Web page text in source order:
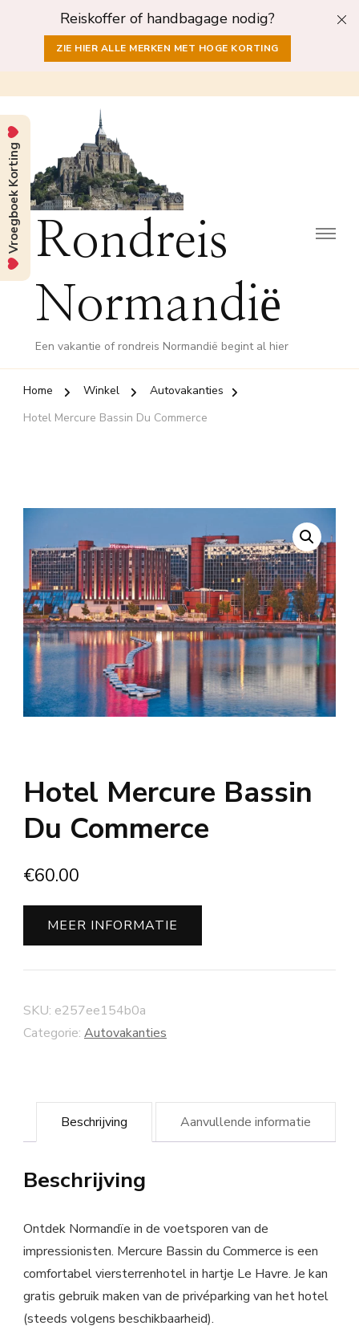
Reiskoffer of handbagage nodig?
ZIE HIER ALLE MERKEN MET HOGE KORTING
Rondreis
Normandië
Een vakantie of rondreis Normandië begint al hier
Home Winkel
Autovakanties
Hotel Mercure Bassin Du Commerce
Hotel Mercure Bassin
Du Commerce
€60.00
MEER INFORMATIE
SKU: e257ee154b0a
Categorie: Autovakanties
Beschrijving Aanvullende informatie
Beschrijving
Ontdek Normandïe in de voetsporen van de
impressionisten. Mercure Bassin du Commerce is een
comfortabel viersterrenhotel in hartje Le Havre. Je kan
gratis gebruik maken van de privéparking van het hotel
(steeds volgens beschikbaarheid).
Vroegboek Korting